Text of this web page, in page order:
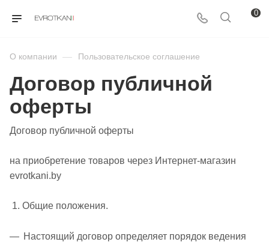
0
О компании — Пользовательское соглашение
Договор публичной
оферты
Договор публичной оферты
на приобретение товаров через Интернет-магазин
evrotkani.by
1. Общие положения.
Настоящий договор определяет порядок ведения